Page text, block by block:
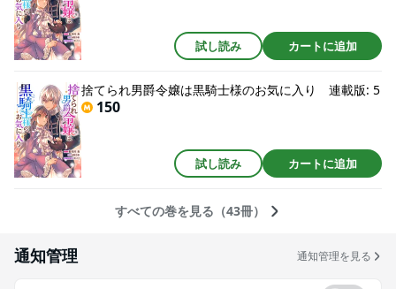
試し読み カートに追加
捨てられ男爵令嬢は黒騎士様のお気に入り 連載版: 5
150
試し読み カートに追加
すべての巻を見る（43冊）
通知管理 通知管理を見る